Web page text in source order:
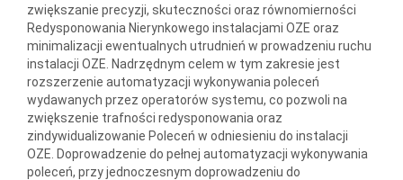
zwiększanie precyzji, skuteczności oraz równomierności
Redysponowania Nierynkowego instalacjami OZE oraz
minimalizacji ewentualnych utrudnień w prowadzeniu ruchu
instalacji OZE. Nadrzędnym celem w tym zakresie jest
rozszerzenie automatyzacji wykonywania poleceń
wydawanych przez operatorów systemu, co pozwoli na
zwiększenie trafności redysponowania oraz
zindywidualizowanie Poleceń w odniesieniu do instalacji
OZE. Doprowadzenie do pełnej automatyzacji wykonywania
poleceń, przy jednoczesnym doprowadzeniu do